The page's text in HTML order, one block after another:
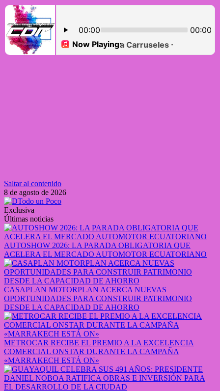
Saltar al contenido
8 de agosto de 2026
Exclusiva
Últimas noticias
AUTOSHOW 2026: LA PARADA OBLIGATORIA QUE
ACELERA EL MERCADO AUTOMOTOR ECUATORIANO
CASAPLAN MOTORPLAN ACERCA NUEVAS
OPORTUNIDADES PARA CONSTRUIR PATRIMONIO
DESDE LA CAPACIDAD DE AHORRO
METROCAR RECIBE EL PREMIO A LA EXCELENCIA
COMERCIAL ONSTAR DURANTE LA CAMPAÑA
«MARRAKECH ESTÁ ON»